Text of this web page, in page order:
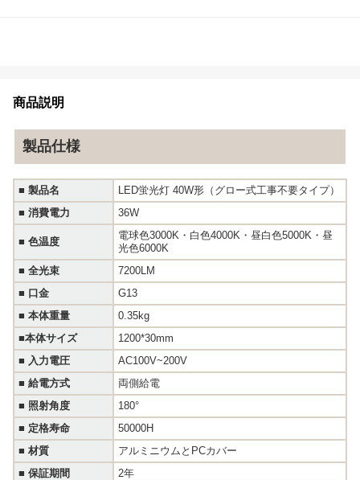
商品説明
製品仕様
■ 製品名
LED蛍光灯 40W形（グロー式工事不要タイプ）
■ 消費電力 36W
■ 色温度
電球色3000K・白色4000K・昼白色5000K・昼
光色6000K
■ 全光束
7200LM
■ 口金
G13
■ 本体重量
0.35kg
■本体サイズ
1200*30mm
■ 入力電圧
AC100V~200V
■ 給電方式
両側給電
■ 照射角度
180°
■ 定格寿命
50000H
■ 材質
アルミニウムとPCカバー
■ 保証期間 2年